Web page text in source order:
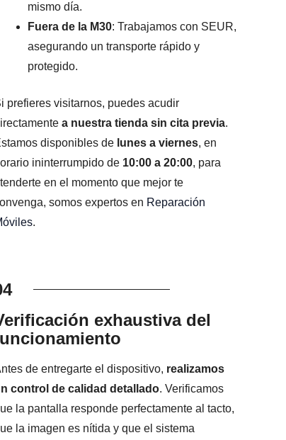
mismo día.
Fuera de la M30: Trabajamos con SEUR,
asegurando un transporte rápido y
protegido.
prefieres visitarnos, puedes acudir
a nuestra tienda sin cita previa.
disponibles de lunes a viernes, en
ininterrumpido de 10:00 a 20:00, para
en el momento que mejor te
somos expertos en Reparación
.
exhaustiva del
de entregarte el dispositivo, realizamos
control de calidad detallado. Verificamos
la pantalla responde perfectamente al tacto,
la imagen es nítida y que el sistema